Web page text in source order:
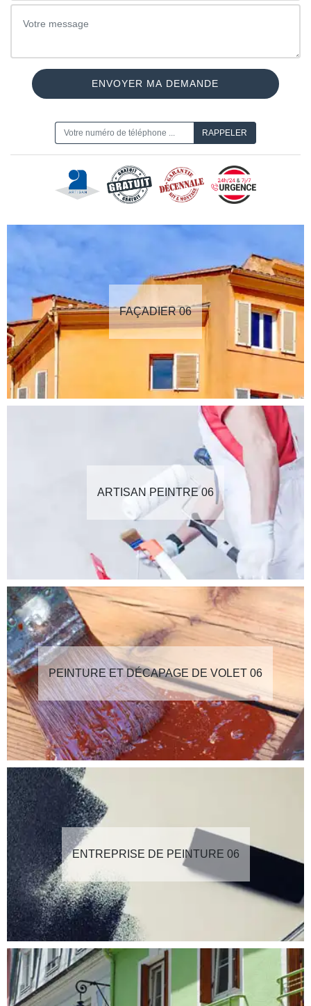
FAÇADIER 06
ARTISAN PEINTRE 06
PEINTURE ET DÉCAPAGE DE VOLET 06
ENTREPRISE DE PEINTURE 06